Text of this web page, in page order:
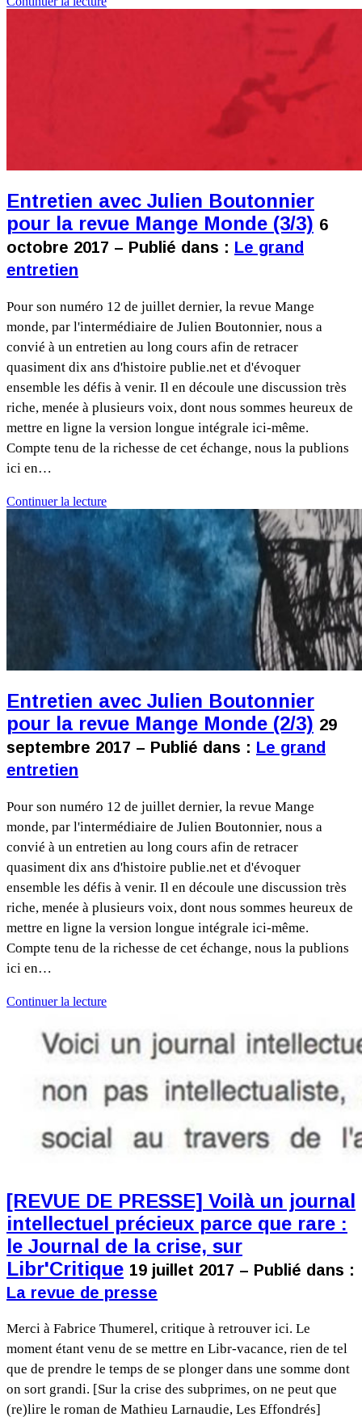
Entretien avec Julien Boutonnier
pour la revue Mange Monde (3/3) 6
octobre 2017 – Publié dans : Le grand
entretien
Pour son numéro 12 de juillet dernier, la revue Mange
monde, par l'intermédiaire de Julien Boutonnier, nous a
convié à un entretien au long cours afin de retracer
quasiment dix ans d'histoire publie.net et d'évoquer
ensemble les défis à venir. Il en découle une discussion très
riche, menée à plusieurs voix, dont nous sommes heureux de
mettre en ligne la version longue intégrale ici-même.
Compte tenu de la richesse de cet échange, nous la publions
ici en…
Continuer la lecture
Entretien avec Julien Boutonnier
pour la revue Mange Monde (2/3) 29
septembre 2017 – Publié dans : Le grand
entretien
Pour son numéro 12 de juillet dernier, la revue Mange
monde, par l'intermédiaire de Julien Boutonnier, nous a
convié à un entretien au long cours afin de retracer
quasiment dix ans d'histoire publie.net et d'évoquer
ensemble les défis à venir. Il en découle une discussion très
riche, menée à plusieurs voix, dont nous sommes heureux de
mettre en ligne la version longue intégrale ici-même.
Compte tenu de la richesse de cet échange, nous la publions
ici en…
Continuer la lecture
[REVUE DE PRESSE] Voilà un journal
intellectuel précieux parce que rare :
le Journal de la crise, sur
Libr'Critique 19 juillet 2017 – Publié dans :
La revue de presse
Merci à Fabrice Thumerel, critique à retrouver ici. Le
moment étant venu de se mettre en Libr-vacance, rien de tel
que de prendre le temps de se plonger dans une somme dont
on sort grandi. [Sur la crise des subprimes, on ne peut que
(re)lire le roman de Mathieu Larnaudie, Les Effondrés]